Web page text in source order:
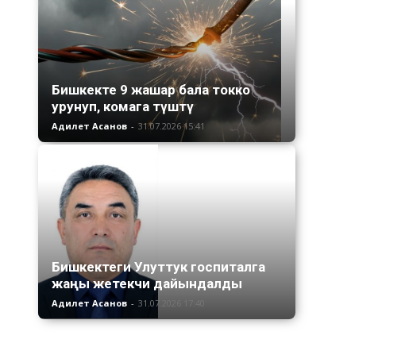
Бишкекте 9 жашар бала токко
урунуп, комага түштү
Адилет Асанов - 31.07.2026 15:41
Бишкектеги Улуттук госпиталга
жаңы жетекчи дайындалды
Адилет Асанов - 31.07.2026 17:40